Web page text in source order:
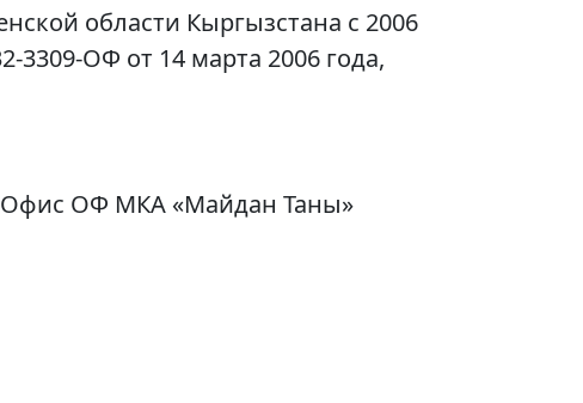
области Кыргызстана с 2006
ОФ от 14 марта 2006 года,
Офис ОФ МКА «Майдан Таны»